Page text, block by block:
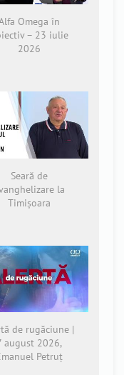
Omega în
– 23 iulie
2026
Seară de
la
Timișoara
de rugăciune |
august 2026,
Petruț